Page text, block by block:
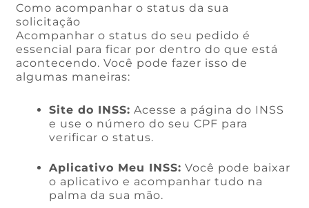
Como acompanhar o status da sua
solicitação
Acompanhar o status do seu pedido é
essencial para ficar por dentro do que está
acontecendo. Você pode fazer isso de
algumas maneiras:
Site do INSS: Acesse a página do INSS
e use o número do seu CPF para
verificar o status.
Aplicativo Meu INSS: Você pode baixar
o aplicativo e acompanhar tudo na
palma da sua mão.